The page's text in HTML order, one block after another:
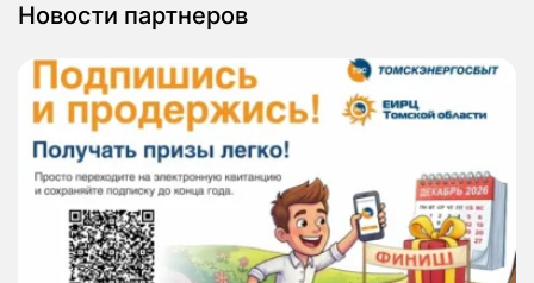
Новости партнеров